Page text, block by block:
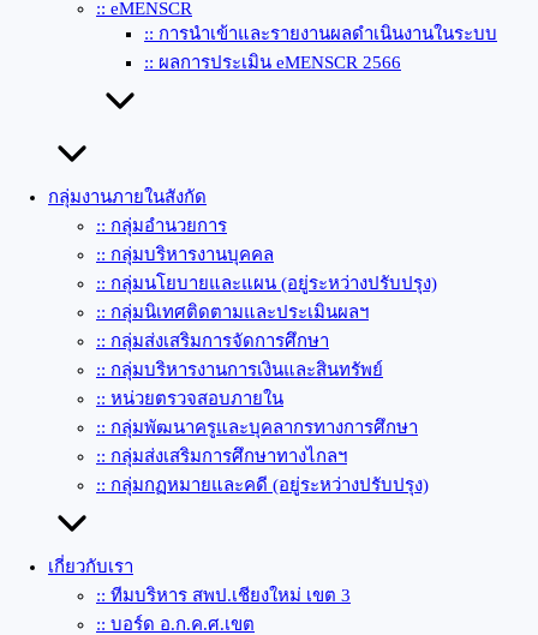
:: eMENSCR
:: การนำเข้าและรายงานผลดำเนินงานในระบบ
:: ผลการประเมิน eMENSCR 2566
กลุ่มงานภายในสังกัด
:: กลุ่มอำนวยการ
:: กลุ่มบริหารงานบุคคล
:: กลุ่มนโยบายและแผน (อยู่ระหว่างปรับปรุง)
:: กลุ่มนิเทศติดตามและประเมินผลฯ
:: กลุ่มส่งเสริมการจัดการศึกษา
:: กลุ่มบริหารงานการเงินและสินทรัพย์
:: หน่วยตรวจสอบภายใน
:: กลุ่มพัฒนาครูและบุคลากรทางการศึกษา
:: กลุ่มส่งเสริมการศึกษาทางไกลฯ
:: กลุ่มกฏหมายและคดี (อยู่ระหว่างปรับปรุง)
เกี่ยวกับเรา
:: ทีมบริหาร สพป.เชียงใหม่ เขต 3
:: บอร์ด อ.ก.ค.ศ.เขต